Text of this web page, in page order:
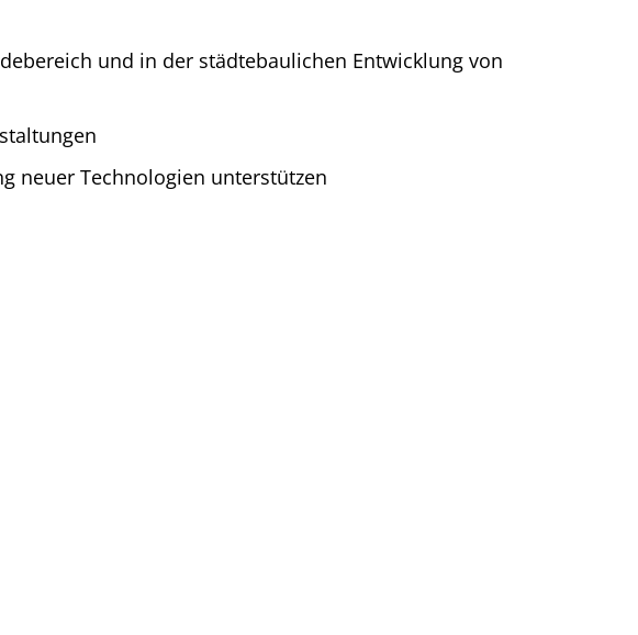
und in der städtebaulichen Entwicklung von
neuer Technologien unterstützen